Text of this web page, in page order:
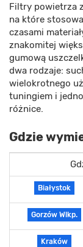
Filtry powietrza
na które
czasami
znakomitej
gumową
dwa rodzaje:
wielokrotnego
tuningiem i
różnice.
Gdzie
Białystok
Gorzów Wlkp.
Kraków